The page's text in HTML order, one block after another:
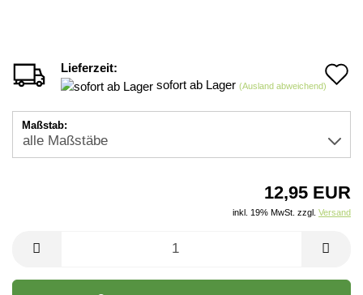
Lieferzeit:
sofort ab Lager (Ausland abweichend)
Maßstab:
12,95 EUR
inkl. 19% MwSt. zzgl. Versand